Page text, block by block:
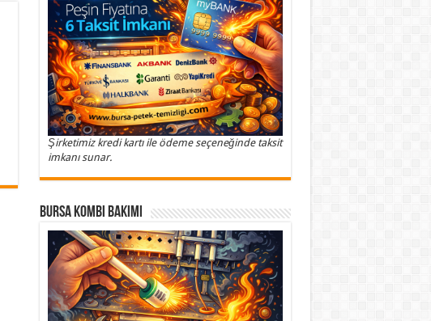
Şirketimiz kredi kartı ile ödeme seçeneğinde taksit
imkanı sunar.
Bursa Kombi Bakımı